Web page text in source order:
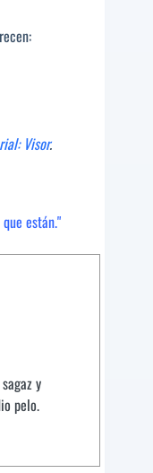
Visor.
están."
y
pelo.